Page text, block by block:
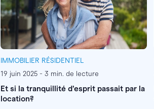
IMMOBILIER RÉSIDENTIEL
19 juin 2025 - 3 min. de lecture
Et si la tranquillité d’esprit passait par la
location?